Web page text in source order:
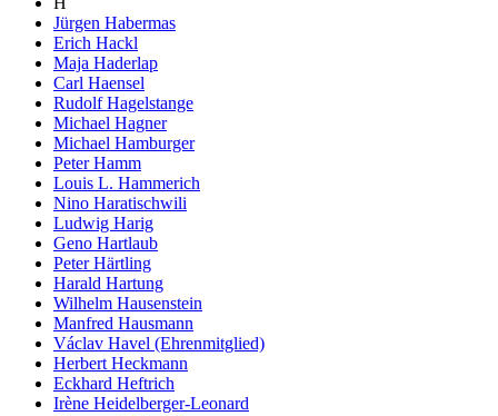
Jürgen Habermas
Erich Hackl
Maja Haderlap
Carl Haensel
Rudolf Hagelstange
Michael Hagner
Michael Hamburger
Peter Hamm
Louis L. Hammerich
Nino Haratischwili
Ludwig Harig
Geno Hartlaub
Peter Härtling
Harald Hartung
Wilhelm Hausenstein
Manfred Hausmann
Václav Havel (Ehrenmitglied)
Herbert Heckmann
Eckhard Heftrich
Irène Heidelberger-Leonard